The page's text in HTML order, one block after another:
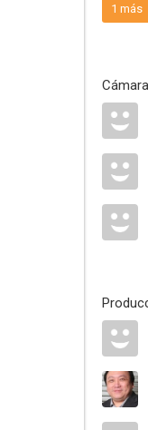
1 más
Cámara